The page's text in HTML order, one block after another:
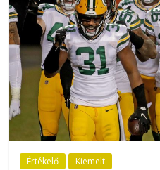
Értékelő Kiemelt